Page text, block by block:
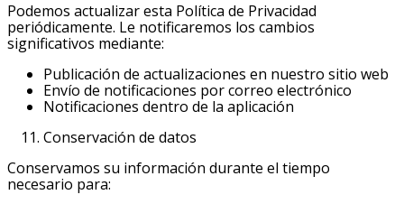
Podemos actualizar esta Política de Privacidad
periódicamente. Le notificaremos los cambios
significativos mediante:
Publicación de actualizaciones en nuestro sitio web
Envío de notificaciones por correo electrónico
Notificaciones dentro de la aplicación
Conservación de datos
Conservamos su información durante el tiempo
necesario para: